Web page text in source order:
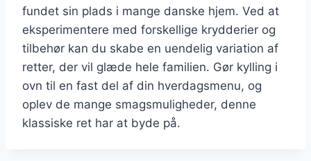
fundet sin plads i mange danske hjem. Ved at
eksperimentere med forskellige krydderier og
tilbehør kan du skabe en uendelig variation af
retter, der vil glæde hele familien. Gør kylling i
ovn til en fast del af din hverdagsmenu, og
oplev de mange smagsmuligheder, denne
klassiske ret har at byde på.